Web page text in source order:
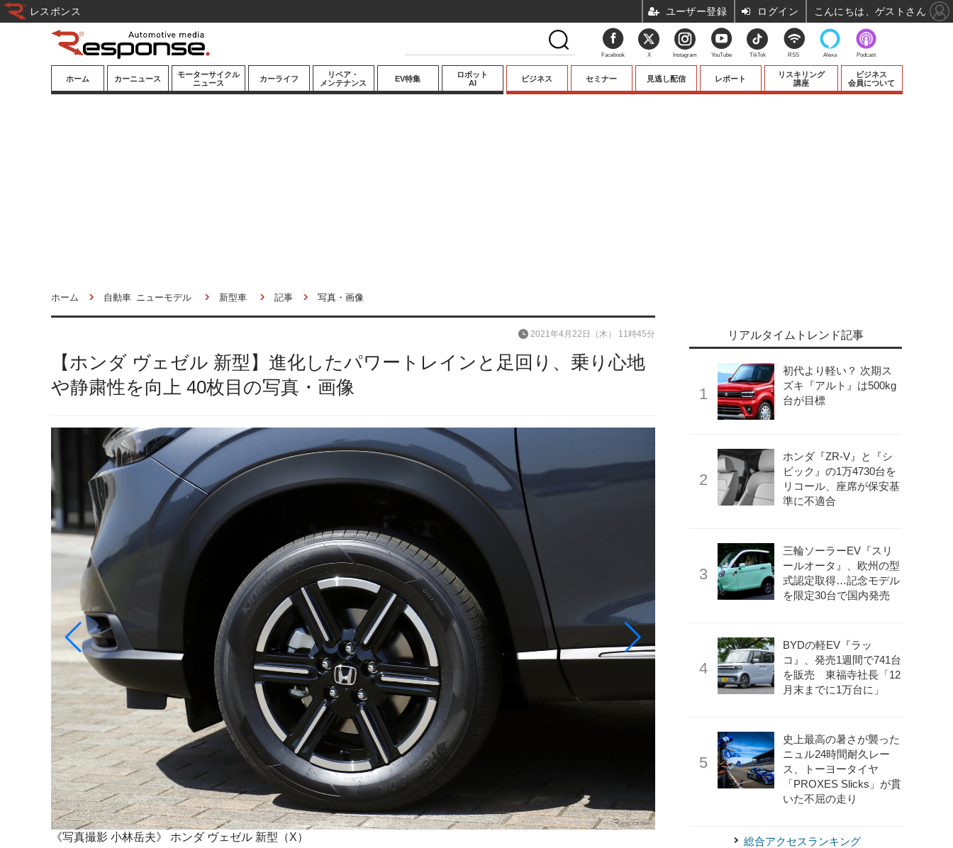
ホーム カーニュース
モーターサイクル
ニュース
カーライフ
リペア・
メンテナンス
EV特集
ロボット
AI
ビジネス セミナー 見逃し配信 レポート
リスキリング
講座
ビジネス
会員について
ホーム 自動車 ニューモデル 新型車 記事 写真・画像
【ホンダ ヴェゼル 新型】進化したパワートレインと足回り、乗り心地
や静粛性を向上 40枚目の写真・画像
2021年4月22日（木） 11時45分
《写真撮影 小林岳夫》 ホンダ ヴェゼル 新型（X） 《写真撮影 小林岳夫》 ホンダ ヴェゼル 新型（Z）
リアルタイムトレンド記事
初代より軽い？ 次期ス
ズキ『アルト』は500kg
台が目標
ホンダ『ZR-V』と『シ
ビック』の1万4730台を
リコール、座席が保安基
準に不適合
三輪ソーラーEV『スリ
ールオータ』、欧州の型
式認定取得…記念モデル
を限定30台で国内発売
BYDの軽EV『ラッ
コ』、発売1週間で741台
を販売 東福寺社長「12
月末までに1万台に」
史上最高の暑さが襲った
ニュル24時間耐久レー
ス、トーヨータイヤ
「PROXES Slicks」が貫
いた不屈の走り
総合アクセスランキング
Facebook X Instagram YouTube TikTok RSS Alexa Podcast
レスポンス ユーザー登録 ログイン こんにちは、ゲストさん